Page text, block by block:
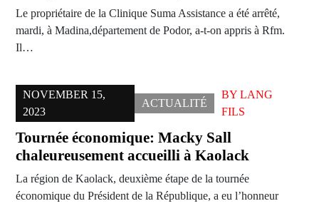
Le propriétaire de la Clinique Suma Assistance a été arrêté,
mardi, à Madina,département de Podor, a-t-on appris à Rfm.
Il…
NOVEMBER 15,
2023
ACTUALITÉ
BY LANG
FILS
Tournée économique: Macky Sall
chaleureusement accueilli à Kaolack
La région de Kaolack, deuxième étape de la tournée
économique du Président de la République, a eu l’honneur